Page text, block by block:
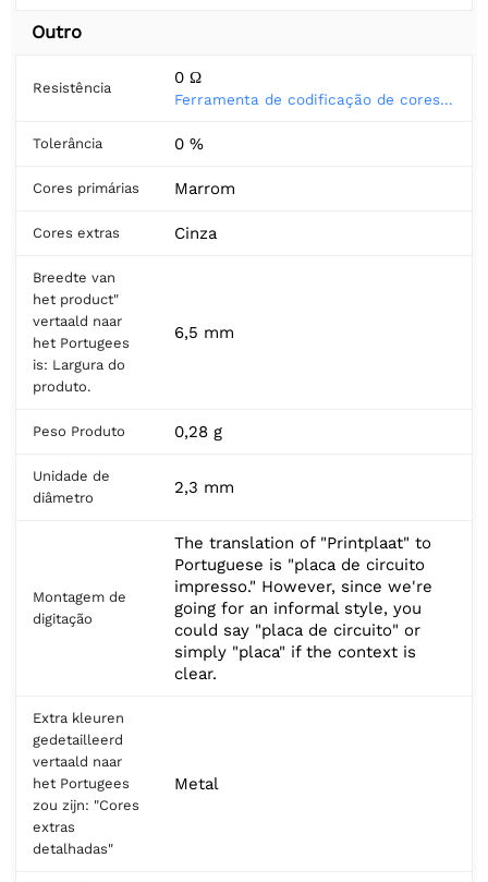
Outro
Resistência
0 Ω
Ferramenta de codificação de cores do resistor
Tolerância 0 %
Cores primárias Marrom
Cores extras Cinza
Breedte van
het product"
vertaald naar
het Portugees
is: Largura do
produto.
6,5 mm
Peso Produto 0,28 g
Unidade de
diâmetro
2,3 mm
Montagem de
digitação
The translation of "Printplaat" to
Portuguese is "placa de circuito
impresso." However, since we're
going for an informal style, you
could say "placa de circuito" or
simply "placa" if the context is
clear.
Extra kleuren
gedetailleerd
vertaald naar
het Portugees
zou zijn: "Cores
extras
detalhadas"
Metal